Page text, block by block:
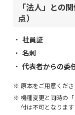
「法人」との
点）
社員証
名刺
代表者からの委
原本をご用意くだ
機種変更と同時の
付は不可となります